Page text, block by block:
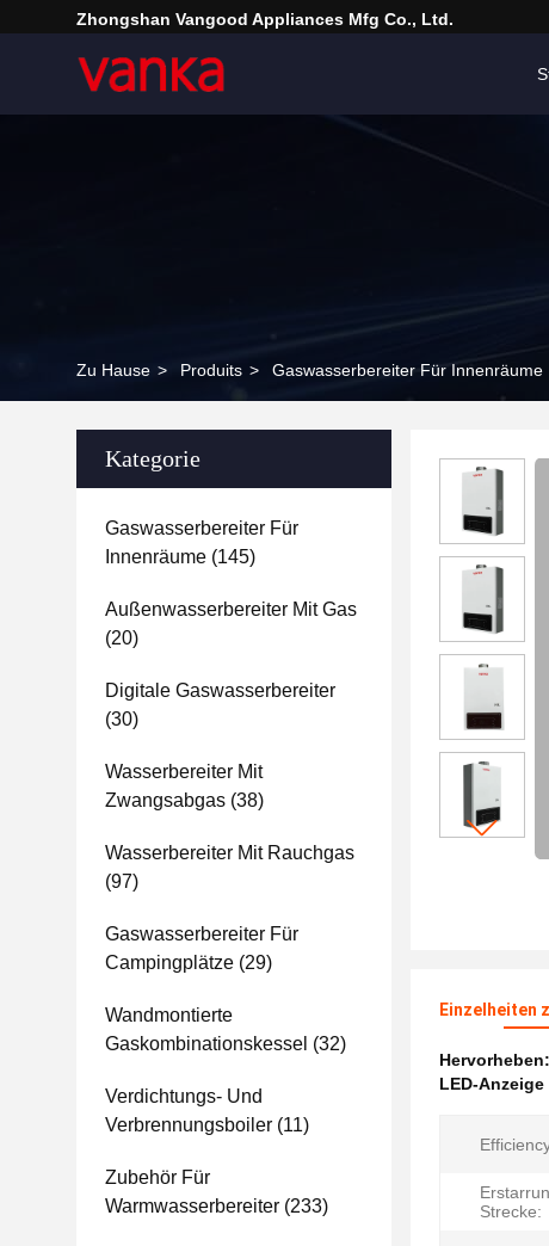
Zhongshan Vangood Appliances Mfg Co., Ltd.
Zu Hause > Produits > Gaswasserbereiter Für Innenräume
Kategorie
Gaswasserbereiter Für
Innenräume (145)
Außenwasserbereiter Mit Gas
(20)
Digitale Gaswasserbereiter
(30)
Wasserbereiter Mit
Zwangsabgas (38)
Wasserbereiter Mit Rauchgas
(97)
Gaswasserbereiter Für
Campingplätze (29)
Wandmontierte
Gaskombinationskessel (32)
Verdichtungs- Und
Verbrennungsboiler (11)
Zubehör Für
Warmwasserbereiter (233)
Einzelheiten
Hervorheben:
LED-
Strecke: